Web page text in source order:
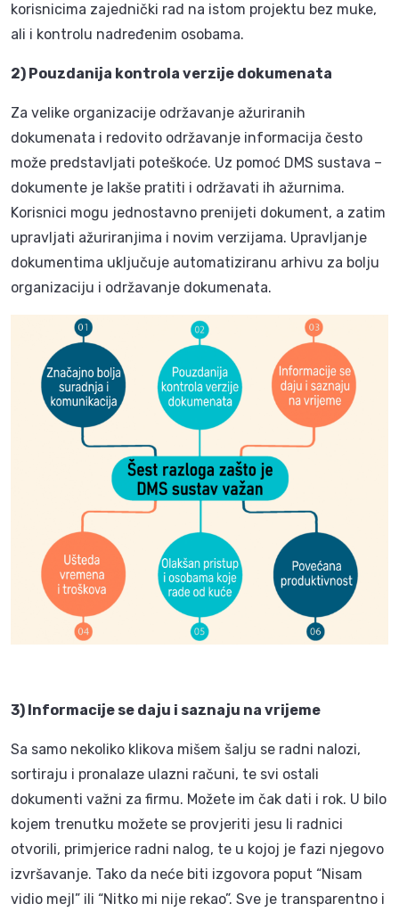
korisnicima zajednički rad na istom projektu bez muke,
ali i kontrolu nadređenim osobama.
2) Pouzdanija kontrola verzije dokumenata
Za velike organizacije održavanje ažuriranih
dokumenata i redovito održavanje informacija često
može predstavljati poteškoće. Uz pomoć DMS sustava –
dokumente je lakše pratiti i održavati ih ažurnima.
Korisnici mogu jednostavno prenijeti dokument, a zatim
upravljati ažuriranjima i novim verzijama. Upravljanje
dokumentima uključuje automatiziranu arhivu za bolju
organizaciju i održavanje dokumenata.
3) Informacije se daju i saznaju na vrijeme
Sa samo nekoliko klikova mišem šalju se radni nalozi,
sortiraju i pronalaze ulazni računi, te svi ostali
dokumenti važni za firmu. Možete im čak dati i rok. U bilo
kojem trenutku možete se provjeriti jesu li radnici
otvorili, primjerice radni nalog, te u kojoj je fazi njegovo
izvršavanje. Tako da neće biti izgovora poput “Nisam
vidio mejl” ili “Nitko mi nije rekao”. Sve je transparentno i